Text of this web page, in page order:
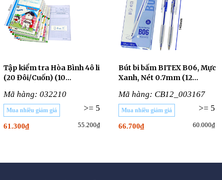
Tập kiểm tra Hòa Bình 4ô li
(20 Đôi/Cuốn) (10
Mã hàng: 032210
>= 5
Mua nhiều giảm giá
61.300₫ 55.200₫
Bút bi bấm BITEX B06, Mực
Xanh, Nét 0.7mm (12
Mã hàng: CB12_003167
>= 5
Mua nhiều giảm giá
66.700₫ 60.000₫